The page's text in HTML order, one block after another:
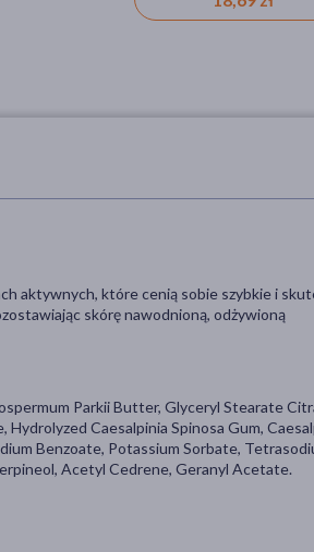
aktywnych, które cenią sobie szybkie i
skórę nawodnioną, odżywioną
Parkii Butter, Glyceryl Stearate
Caesalpinia Spinosa Gum,
Benzoate, Potassium Sorbate,
Acetyl Cedrene, Geranyl Acetate.